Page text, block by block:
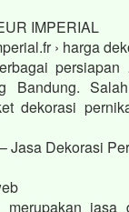
IMPERIAL
› harga
Bandung.
dekorasi
Jasa Dekorasi
merupakan jasa